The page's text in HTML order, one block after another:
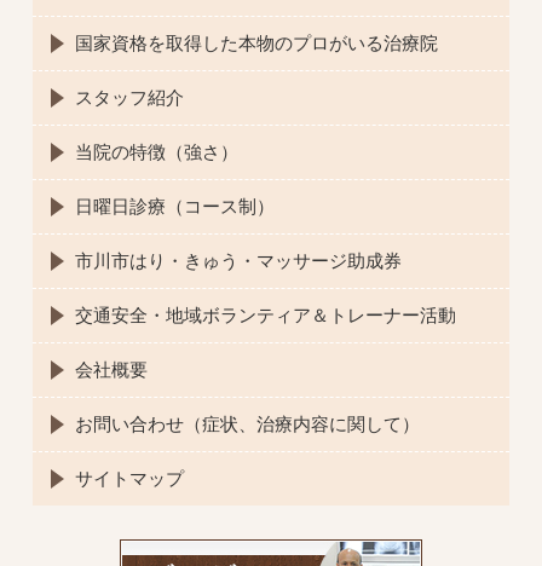
国家資格を取得した本物のプロがいる治療院
スタッフ紹介
当院の特徴（強さ）
日曜日診療（コース制）
市川市はり・きゅう・マッサージ助成券
交通安全・地域ボランティア＆トレーナー活動
会社概要
お問い合わせ（症状、治療内容に関して）
サイトマップ